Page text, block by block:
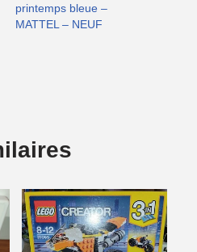
printemps bleue –
MATTEL – NEUF